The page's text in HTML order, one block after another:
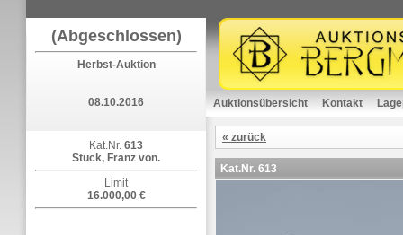
(Abgeschlossen)
Herbst-Auktion
08.10.2016
Kat.Nr. 613
Stuck, Franz von.
Limit
16.000,00 €
Auktionsübersicht Kontakt
« zurück
Kat.Nr. 613